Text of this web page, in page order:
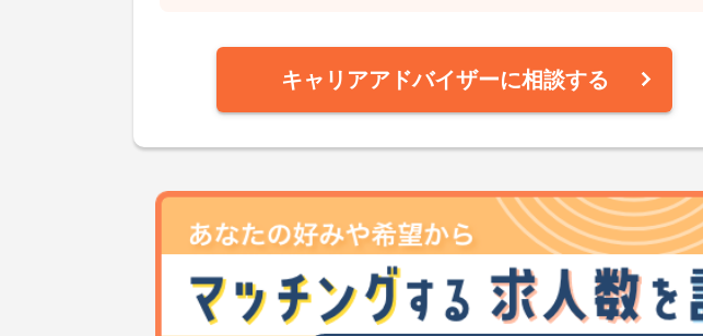
キャリアアドバイザーに相談する